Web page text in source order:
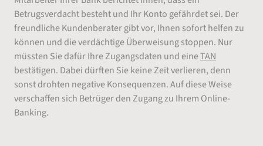
Betrugsverdacht besteht und Ihr Konto gefährdet sei. Der
freundliche Kundenberater gibt vor, Ihnen sofort helfen zu
können und die verdächtige Überweisung stoppen. Nur
müssten Sie dafür Ihre Zugangsdaten und eineTAN
bestätigen. Dabei dürften Sie keine Zeit verlieren, denn
sonst drohten negative Konsequenzen. Auf diese Weise
verschaffen sich Betrüger den Zugang zu Ihrem Online-
Banking.